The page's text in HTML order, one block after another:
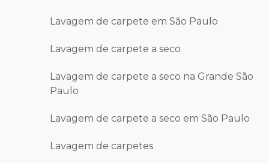
Lavagem de carpete em São Paulo
Lavagem de carpete a seco
Lavagem de carpete a seco na Grande São
Paulo
Lavagem de carpete a seco em São Paulo
Lavagem de carpetes